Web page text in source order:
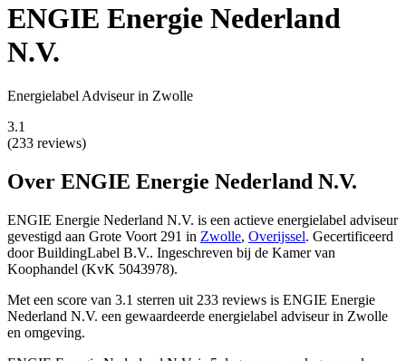
ENGIE Energie Nederland
N.V.
Energielabel Adviseur in Zwolle
3.1
(233 reviews)
Over ENGIE Energie Nederland N.V.
ENGIE Energie Nederland N.V. is een actieve energielabel adviseur
gevestigd aan Grote Voort 291 in Zwolle, Overijssel. Gecertificeerd
door BuildingLabel B.V.. Ingeschreven bij de Kamer van
Koophandel (KvK 5043978).
Met een score van 3.1 sterren uit 233 reviews is ENGIE Energie
Nederland N.V. een gewaardeerde energielabel adviseur in Zwolle
en omgeving.